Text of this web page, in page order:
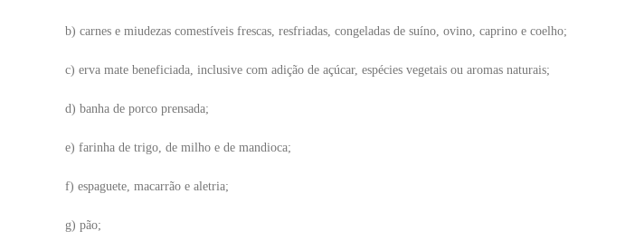
b) carnes e miudezas comestíveis frescas, resfriadas, congeladas de suíno, ovino, caprino e coelho;
c) erva mate beneficiada, inclusive com adição de açúcar, espécies vegetais ou aromas naturais;
d) banha de porco prensada;
e) farinha de trigo, de milho e de mandioca;
f) espaguete, macarrão e aletria;
g) pão;